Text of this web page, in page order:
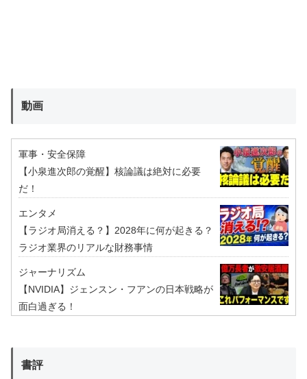
動画
軍事・安全保障
【小泉進次郎の覚醒】核論議は絶対に必要
だ！
エンタメ
【ラジオ局消える？】2028年に何が起きる？
ラジオ業界のリアルな財務事情
ジャーナリズム
【NVIDIA】ジェンスン・フアンの日本戦略が
面白過ぎる！
書評